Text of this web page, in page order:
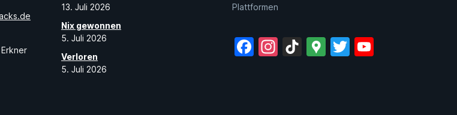
13. Juli 2026
Nix gewonnen
5. Juli 2026
Verloren
5. Juli 2026
Plattformen
Facebook
Instagram
TikTok
GoogleTwitter